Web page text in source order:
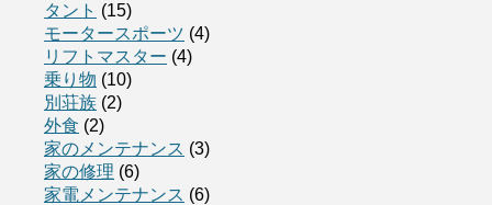
タント (15)
モータースポーツ (4)
リフトマスター (4)
乗り物 (10)
別荘族 (2)
外食 (2)
家のメンテナンス (3)
家の修理 (6)
家電メンテナンス (6)